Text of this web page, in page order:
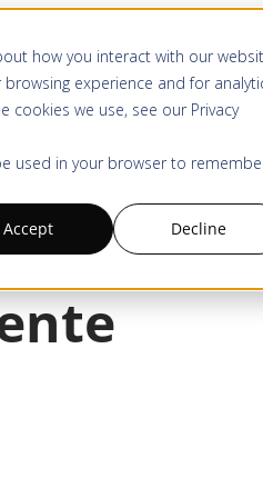
how you interact with our
experience and for
cookies we use, see our Privacy
used in your browser to
Accept Decline
Tarifs